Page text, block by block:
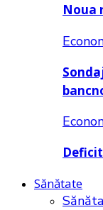
Noua
Sănătate